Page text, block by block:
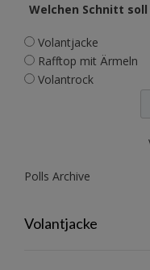
Welchen Schnitt
Volantjacke
Rafftop mit Ärmeln
Volantrock
Polls Archive
Volantjacke